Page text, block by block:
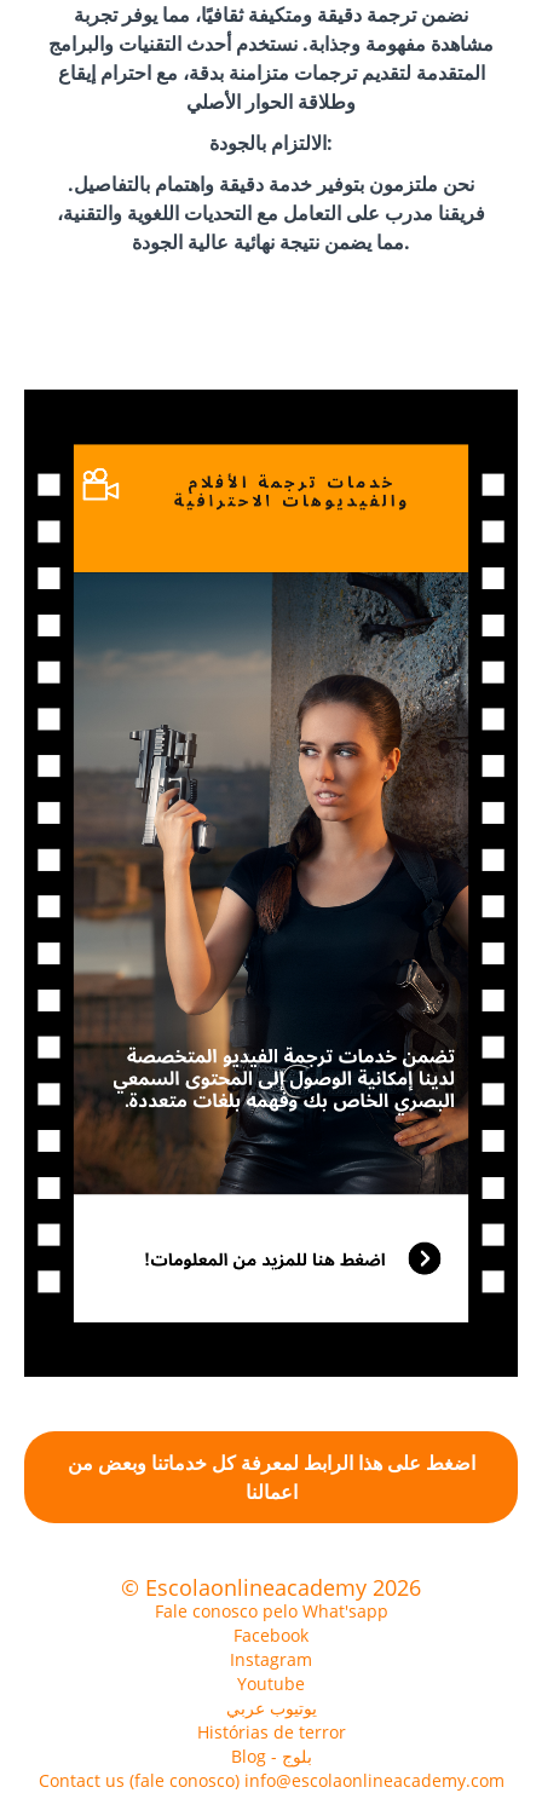
نضمن ترجمة دقيقة ومتكيفة ثقافيًا، مما يوفر تجربة
مشاهدة مفهومة وجذابة. نستخدم أحدث التقنيات والبرامج
المتقدمة لتقديم ترجمات متزامنة بدقة، مع احترام إيقاع
وطلاقة الحوار الأصلي
الالتزام بالجودة:
نحن ملتزمون بتوفير خدمة دقيقة واهتمام بالتفاصيل.
فريقنا مدرب على التعامل مع التحديات اللغوية والتقنية،
مما يضمن نتيجة نهائية عالية الجودة.
اضغط على هذا الرابط لمعرفة كل خدماتنا وبعض من
اعمالنا
© Escolaonlineacademy 2026
Fale conosco pelo What'sapp
Facebook
Instagram
Youtube
يوتيوب عربي
Histórias de terror
Blog - بلوج
Contact us (fale conosco) info@escolaonlineacademy.com